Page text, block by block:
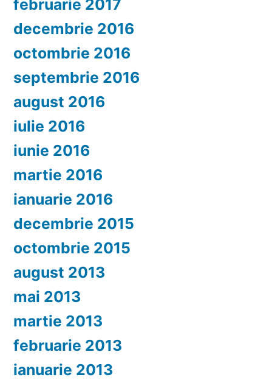
februarie 2017
decembrie 2016
octombrie 2016
septembrie 2016
august 2016
iulie 2016
iunie 2016
martie 2016
ianuarie 2016
decembrie 2015
octombrie 2015
august 2013
mai 2013
martie 2013
februarie 2013
ianuarie 2013